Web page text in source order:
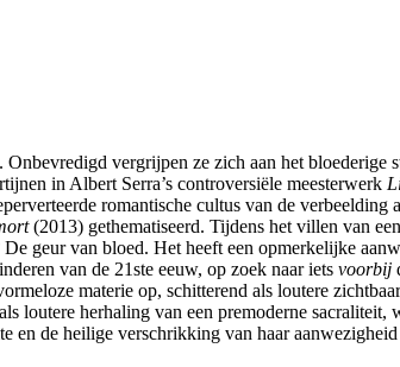
vergrijpen ze zich aan het bloederige
in Albert Serra’s controversiële meesterwerk
romantische cultus van de verbeelding
(2013) gethematiseerd. Tijdens het villen van
geur van bloed. Het heeft een opmerkelijke
van de 21ste eeuw, op zoek naar iets voorbij
materie op, schitterend als loutere
herhaling van een premoderne sacraliteit,
en de heilige verschrikking van haar